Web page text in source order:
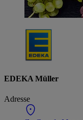
EDEKA Müller
Adresse